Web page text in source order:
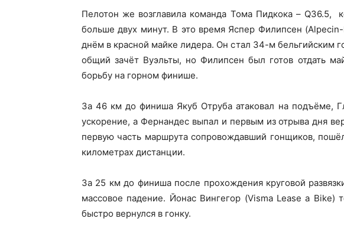
Пелотон же возглавила команда Тома Пидкока – Q36.5,
больше двух минут. В это время Яспер Филипсен
днём в красной майке лидера. Он стал 34-м бельгийским
общий зачёт Вуэльты, но Филипсен был готов отдать
борьбу на горном финише.
За 46 км до финиша Якуб Отруба атаковал на подъёме,
ускорение, а Фернандес выпал и первым из отрыва дня
первую часть маршрута сопровождавший гонщиков,
километрах дистанции.
За 25 км до финиша после прохождения круговой
массовое падение. Йонас Вингегор (Visma Lease a Bike)
быстро вернулся в гонку.